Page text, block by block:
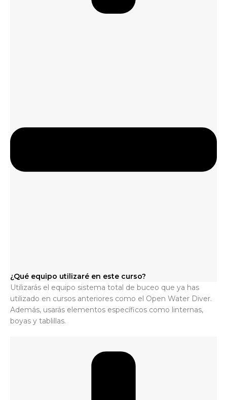
¿Qué equipo utilizaré en este curso?
Utilizarás el equipo sistema total de buceo que ya has
utilizado en cursos anteriores como el Open Water Diver.
Además, usarás elementos específicos como linternas,
boyas y tablillas.